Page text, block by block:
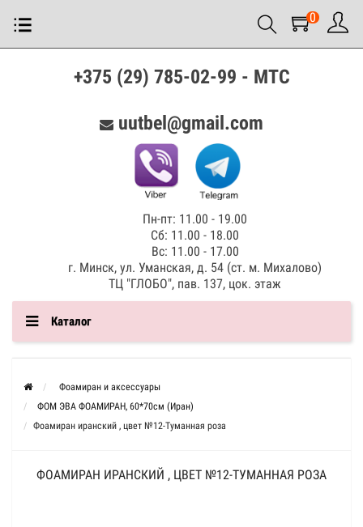
0
+375 (29) 785-02-99 - МТС
uutbel@gmail.com
Пн-пт: 11.00 - 19.00
Сб: 11.00 - 18.00
Вс: 11.00 - 17.00
г. Минск, ул. Уманская, д. 54 (ст. м. Михалово)
ТЦ "ГЛОБО", пав. 137, цок. этаж
Каталог
Фоамиран и аксессуары
ФОМ ЭВА ФОАМИРАН, 60*70см (Иран)
Фоамиран иранский , цвет №12-Туманная роза
ФОАМИРАН ИРАНСКИЙ , ЦВЕТ №12-ТУМАННАЯ РОЗА